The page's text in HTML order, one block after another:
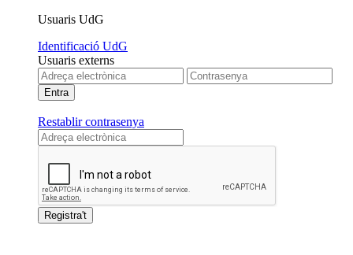
Usuaris UdG
Identificació UdG
Usuaris externs
Restablir contrasenya